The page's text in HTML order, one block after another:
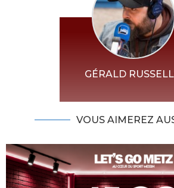
GÉRALD
VOUS AIMEREZ